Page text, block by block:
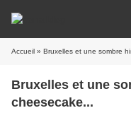
Accueil » Bruxelles et une sombre
Bruxelles et une
cheesecake...